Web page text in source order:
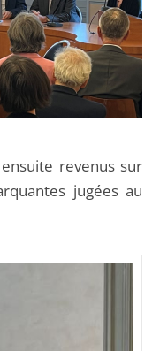
revenus sur
jugées au